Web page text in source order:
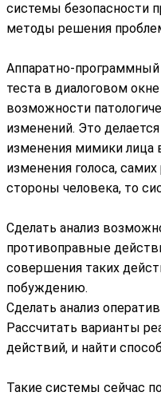
системы безопасности
методы решения
Аппаратно-
теста в диалоговом
возможности
изменений. Это
изменения мимики лица
изменения голоса,
стороны человека, то
Сделать анализ
противоправные
совершения таких
побуждению.
Сделать анализ
Рассчитать варианты
действий, и найти
Такие системы сейчас